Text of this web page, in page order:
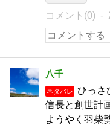
コメント(0)
八千
ネタバレ
ひっさ
信長と創世計
ようやく羽柴